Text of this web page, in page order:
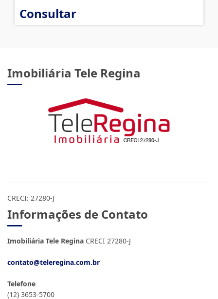
Consultar
Imobiliária Tele Regina
CRECI: 27280-J
Informações de Contato
Imobiliária Tele Regina CRECI 27280-J
contato@teleregina.com.br
Telefone
(12) 3653-5700